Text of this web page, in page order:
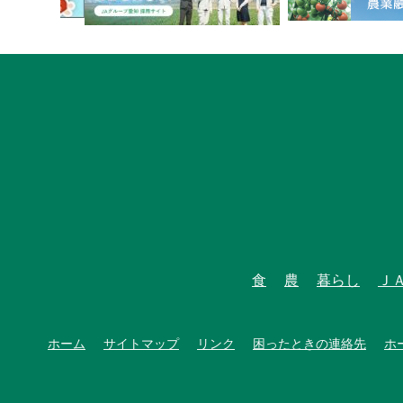
食 農 暮らし Ｊ
ホーム サイトマップ リンク 困ったときの連絡先 ホ